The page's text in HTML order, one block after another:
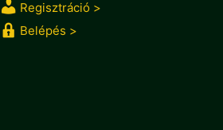
Regisztráció >
Belépés >